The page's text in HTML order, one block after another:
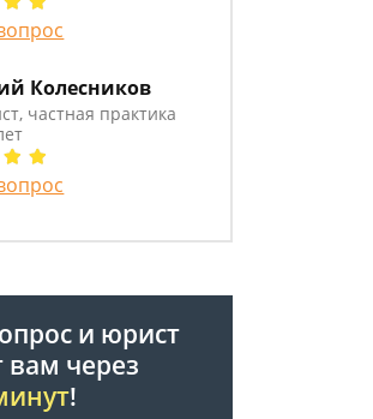
Колесников
частная практика
и юрист
вам через
!